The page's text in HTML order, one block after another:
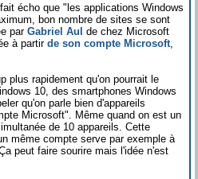
écho que "les applications Windows
bon nombre de sites se sont
par Gabriel Aul de chez Microsoft
à partir de son compte Microsoft
plus rapidement qu'on pourrait le
10, des smartphones Windows
qu'on parle bien d'appareils
Microsoft". Même quand on est un
de 10 appareils. Cette
même compte serve par exemple à
peut faire sourire mais l'idée n'est